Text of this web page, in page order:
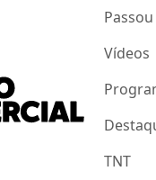
Passou
Vídeos
TNT